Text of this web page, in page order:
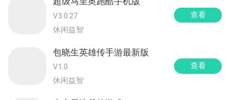
V3.0.27
休闲益智
查看
包晓生英雄传手游最新版
V1.0
休闲益智
查看